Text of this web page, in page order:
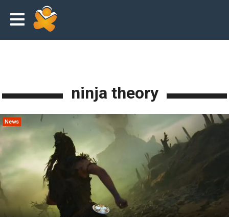
ninja theory
News